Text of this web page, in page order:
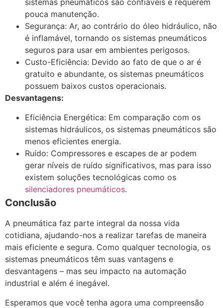
sistemas pneumáticos são confiáveis e requerem
pouca manutenção.
Segurança: Ar, ao contrário do óleo hidráulico, não
é inflamável, tornando os sistemas pneumáticos
seguros para usar em ambientes perigosos.
Custo-Eficiência: Devido ao fato de que o ar é
gratuito e abundante, os sistemas pneumáticos
possuem baixos custos operacionais.
Desvantagens:
Eficiência Energética: Em comparação com os
sistemas hidráulicos, os sistemas pneumáticos são
menos eficientes energia.
Ruído: Compressores e escapes de ar podem
gerar níveis de ruído significativos, mas para isso
existem soluções tecnológicas como os
silenciadores pneumáticos.
Conclusão
A pneumática faz parte integral da nossa vida
cotidiana, ajudando-nos a realizar tarefas de maneira
mais eficiente e segura. Como qualquer tecnologia, os
sistemas pneumáticos têm suas vantagens e
desvantagens – mas seu impacto na automação
industrial e além é inegável.
Esperamos que você tenha agora uma compreensão